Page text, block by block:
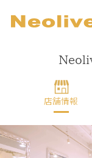
店舗情報